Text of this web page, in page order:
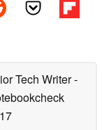
Tech Writer-